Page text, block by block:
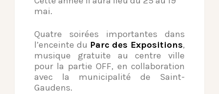
mai.
Quatre soirées importantes dans
l’enceinte du Parc des Expositions,
musique gratuite au centre ville
pour la partie OFF, en collaboration
avec la municipalité de Saint-
Gaudens.